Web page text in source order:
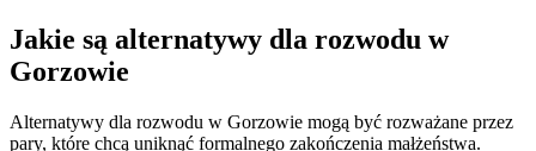
Jakie są alternatywy dla rozwodu w
Gorzowie
Alternatywy dla rozwodu w Gorzowie mogą być rozważane przez
pary, które chcą uniknąć formalnego zakończenia małżeństwa.